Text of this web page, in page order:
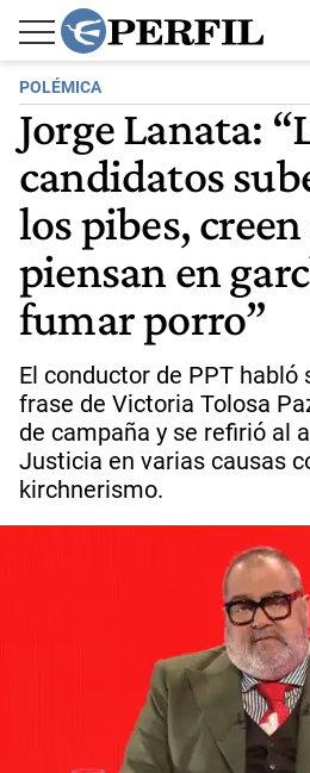
POLÉMICA
Jorge Lanata:
candidatos
los pibes,
piensan en
fumar porro”
El conductor de PPT habló
frase de Victoria Tolosa
de campaña y se refirió al
Justicia en varias causas
kirchnerismo.